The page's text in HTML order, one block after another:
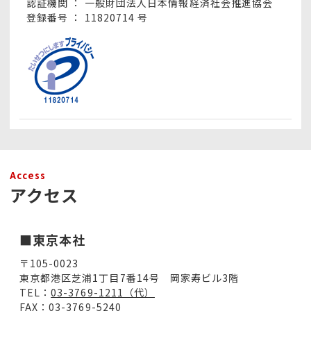
登録番号 ：
11820714 号
Access
アクセス
■東京本社
〒105-0023
東京都港区芝浦1丁目7番14号 岡家寿ビル3階
TEL：03-3769-1211（代）
FAX：03-3769-5240